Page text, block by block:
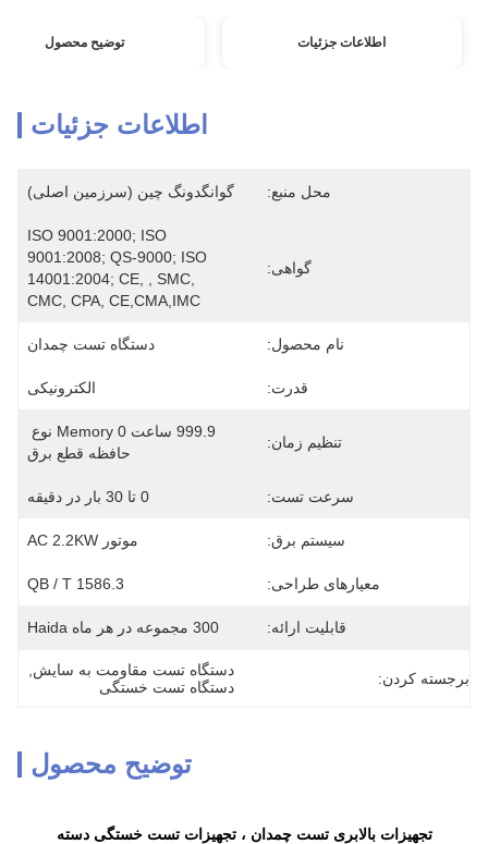
اطلاعات جزئیات توضیح محصول
اطلاعات جزئیات
محل منبع: گوانگدونگ چین (سرزمین اصلی)
گواهی:
ISO 9001:2000; ISO
9001:2008; QS-9000; ISO
14001:2004; CE, , SMC,
CMC, CPA, CE,CMA,IMC
نام محصول: دستگاه تست چمدان
قدرت: الکترونیکی
تنظیم زمان:
حافظه قطع برق
سرعت تست: 0 تا 30 بار در دقیقه
سیستم برق: موتور AC 2.2KW
معیارهای طراحی: QB / T 1586.3
قابلیت ارائه: 300 مجموعه در هر ماه Haida
برجسته کردن: دستگاه تست مقاومت به سایش
دستگاه تست خستگی
توضیح محصول
تجهیزات بالابری تست چمدان ، تجهیزات تست خستگی دسته